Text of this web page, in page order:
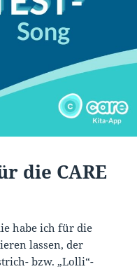
die CARE
habe ich für die
lassen, der
bzw. „Lolli“-